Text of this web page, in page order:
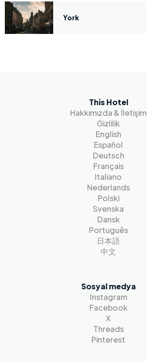
York
This Hotel
Hakkımızda & İletişim
Gizlilik
English
Español
Deutsch
Français
Italiano
Nederlands
Polski
Svenska
Dansk
Português
日本語
中文
Sosyal medya
Instagram
Facebook
X
Threads
Pinterest